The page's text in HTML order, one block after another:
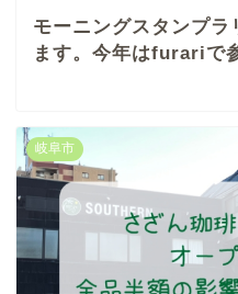
モーニングスタンプ
ます。今年はfurariで
岐阜市